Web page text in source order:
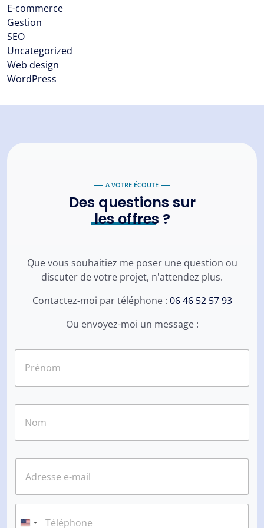
E-commerce
Gestion
SEO
Uncategorized
Web design
WordPress
A VOTRE ÉCOUTE
Des questions sur
les offres ?
Que vous souhaitiez me poser une question ou
discuter de votre projet, n'attendez plus.
Contactez-moi par téléphone : 06 46 52 57 93
Ou envoyez-moi un message :
E
a
iT